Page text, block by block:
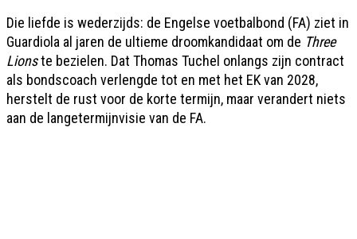
Die liefde is wederzijds: de Engelse voetbalbond (FA) ziet in
Guardiola al jaren de ultieme droomkandidaat om de Three
Lionste bezielen. Dat Thomas Tuchel onlangs zijn contract
als bondscoach verlengde tot en met het EK van 2028,
herstelt de rust voor de korte termijn, maar verandert niets
aan de langetermijnvisie van de FA.